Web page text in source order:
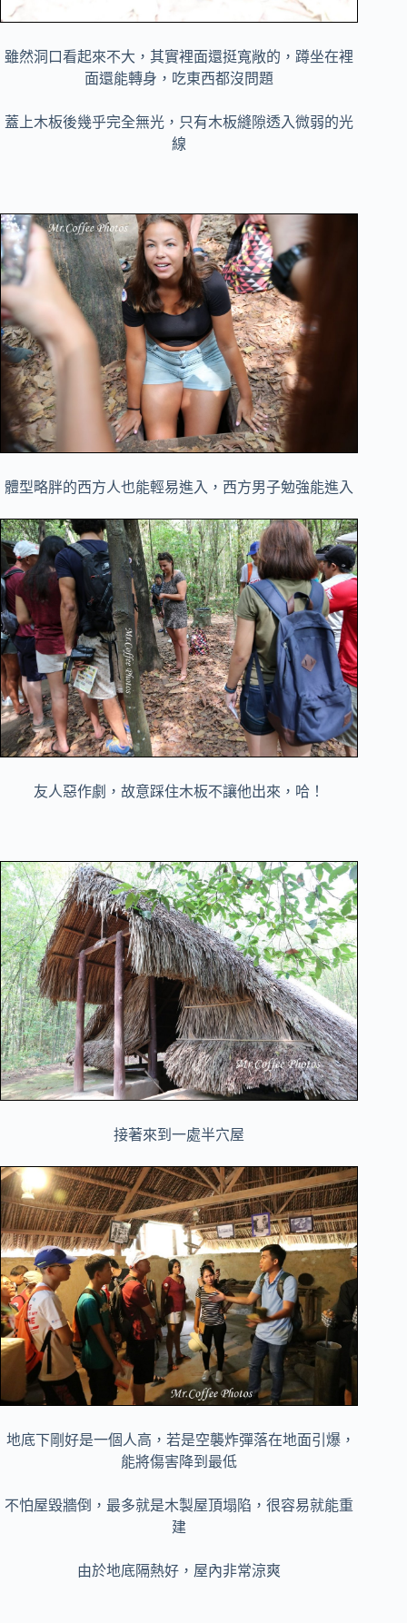
雖然洞口看起來不大，其實裡面還挺寬敞的，蹲坐在裡
面還能轉身，吃東西都沒問題
蓋上木板後幾乎完全無光，只有木板縫隙透入微弱的光
線
體型略胖的西方人也能輕易進入，西方男子勉強能進入
友人惡作劇，故意踩住木板不讓他出來，哈！
接著來到一處半穴屋
地底下剛好是一個人高，若是空襲炸彈落在地面引爆，
能將傷害降到最低
不怕屋毀牆倒，最多就是木製屋頂塌陷，很容易就能重
建
由於地底隔熱好，屋內非常涼爽